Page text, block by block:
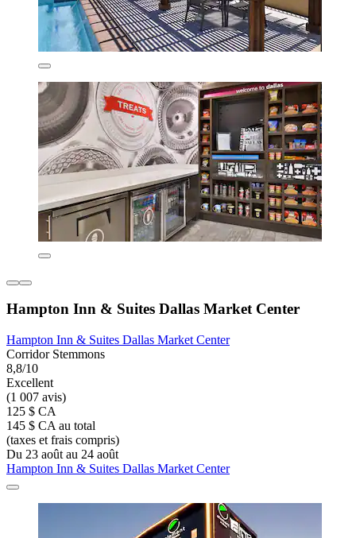
Hampton Inn & Suites Dallas Market Center
Hampton Inn & Suites Dallas Market Center
Corridor Stemmons
8,8/10
Excellent
(1 007 avis)
125 $ CA
145 $ CA au total
(taxes et frais compris)
Du 23 août au 24 août
Hampton Inn & Suites Dallas Market Center